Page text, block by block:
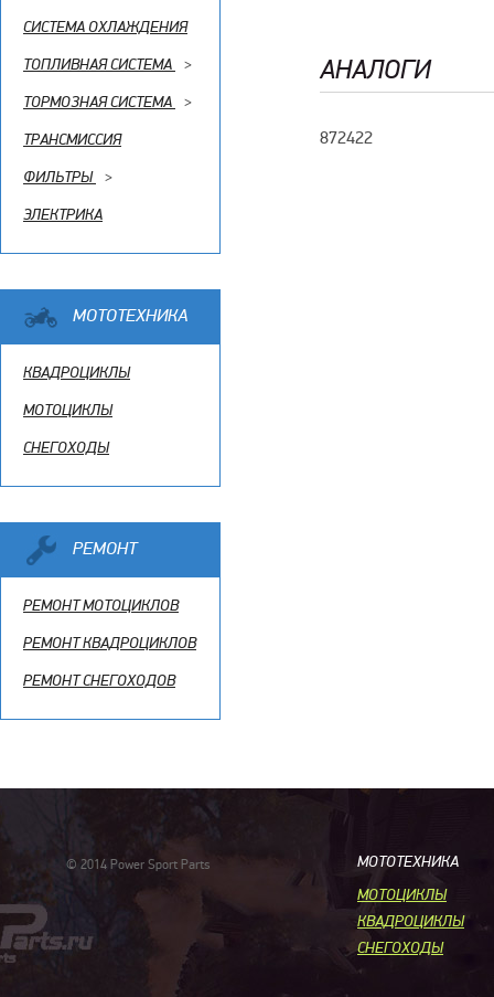
СИСТЕМА ОХЛАЖДЕНИЯ
ТОПЛИВНАЯ СИСТЕМА
>
ТОРМОЗНАЯ СИСТЕМА
>
ТРАНСМИССИЯ
ФИЛЬТРЫ >
ЭЛЕКТРИКА
МОТОТЕХНИКА
КВАДРОЦИКЛЫ
МОТОЦИКЛЫ
СНЕГОХОДЫ
РЕМОНТ
РЕМОНТ МОТОЦИКЛОВ
РЕМОНТ КВАДРОЦИКЛОВ
РЕМОНТ СНЕГОХОДОВ
АНАЛОГИ
872422
© 2014 Power Sport Parts
МОТОТЕХНИКА
МОТОЦИКЛЫ
КВАДРОЦИКЛЫ
СНЕГОХОДЫ